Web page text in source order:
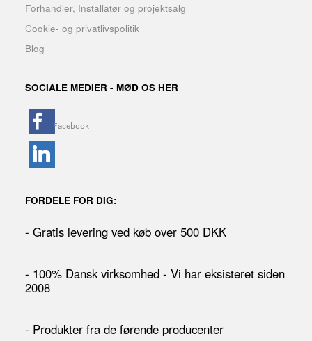
Forhandler, Installatør og projektsalg
Cookie- og privatlivspolitik
Blog
SOCIALE MEDIER - MØD OS HER
FORDELE FOR DIG:
- Gratis levering ved køb over 500 DKK
- 100% Dansk virksomhed - Vi har eksisteret siden
2008
- Produkter fra de førende producenter